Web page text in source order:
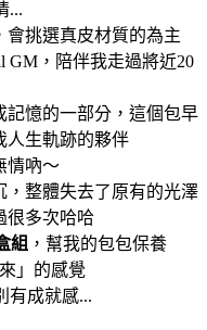
...
會挑選真皮材質的為主
GM，陪伴我走過將近20
記憶的一部分，這個包早
人生軌跡的夥伴
情吶～
，整體失去了原有的光澤
很多次哈哈
組 ，幫我的包包保養
」的感覺
有成就感...